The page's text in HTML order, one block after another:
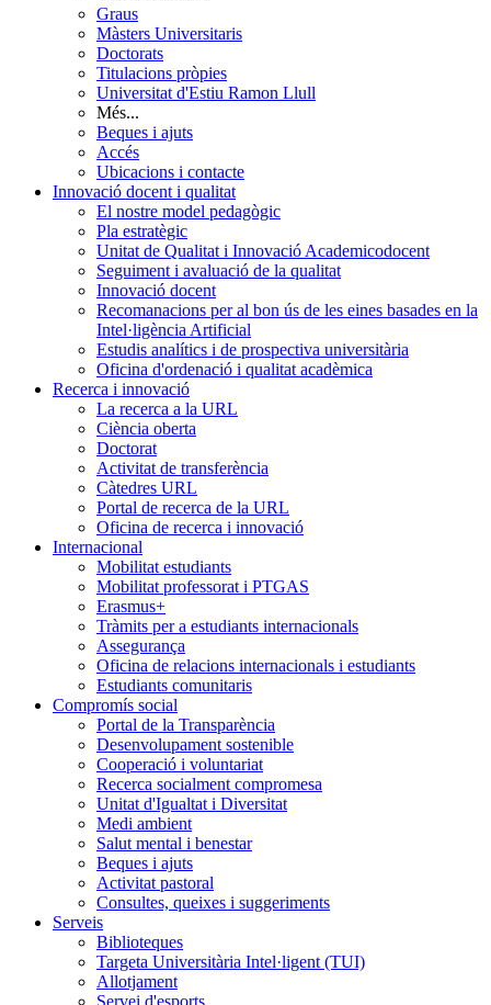
Graus
Màsters Universitaris
Doctorats
Titulacions pròpies
Universitat d'Estiu Ramon Llull
Més...
Beques i ajuts
Accés
Ubicacions i contacte
Innovació docent i qualitat
El nostre model pedagògic
Pla estratègic
Unitat de Qualitat i Innovació Academicodocent
Seguiment i avaluació de la qualitat
Innovació docent
Recomanacions per al bon ús de les eines basades en la
Intel·ligència Artificial
Estudis analítics i de prospectiva universitària
Oficina d'ordenació i qualitat acadèmica
Recerca i innovació
La recerca a la URL
Ciència oberta
Doctorat
Activitat de transferència
Càtedres URL
Portal de recerca de la URL
Oficina de recerca i innovació
Internacional
Mobilitat estudiants
Mobilitat professorat i PTGAS
Erasmus+
Tràmits per a estudiants internacionals
Assegurança
Oficina de relacions internacionals i estudiants
Estudiants comunitaris
Compromís social
Portal de la Transparència
Desenvolupament sostenible
Cooperació i voluntariat
Recerca socialment compromesa
Unitat d'Igualtat i Diversitat
Medi ambient
Salut mental i benestar
Beques i ajuts
Activitat pastoral
Consultes, queixes i suggeriments
Serveis
Biblioteques
Targeta Universitària Intel·ligent (TUI)
Allotjament
Servei d'esports